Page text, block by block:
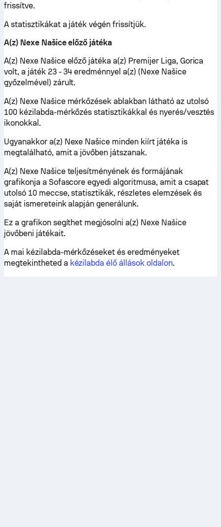
frissítve.
A statisztikákat a játék végén frissítjük.
A(z) Nexe Našice előző játéka
A(z) Nexe Našice előző játéka a(z) Premijer Liga, Gorica
volt, a játék 23 - 34 eredménnyel a(z) (Nexe Našice
győzelmével) zárult.
A(z) Nexe Našice mérkőzések ablakban látható az utolsó
100 kézilabda-mérkőzés statisztikákkal és nyerés/vesztés
ikonokkal.
Ugyanakkor a(z) Nexe Našice minden kiírt játéka is
megtalálható, amit a jövőben játszanak.
A(z) Nexe Našice teljesítményének és formájának
grafikonja a Sofascore egyedi algoritmusa, amit a csapat
utolsó 10 meccse, statisztikák, részletes elemzések és
saját ismereteink alapján generálunk.
Ez a grafikon segíthet megjósolni a(z) Nexe Našice
jövőbeni játékait.
A mai kézilabda-mérkőzéseket és eredményeket
megtekintheted a kézilabda élő állások oldalon.